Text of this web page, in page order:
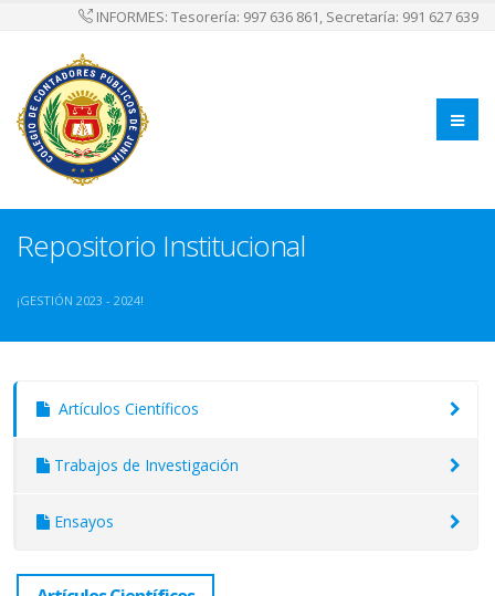
INFORMES: Tesorería: 997 636 861, Secretaría: 991 627 639
Repositorio Institucional
¡GESTIÓN 2023 - 2024!
Artículos Científicos
Trabajos de Investigación
Ensayos